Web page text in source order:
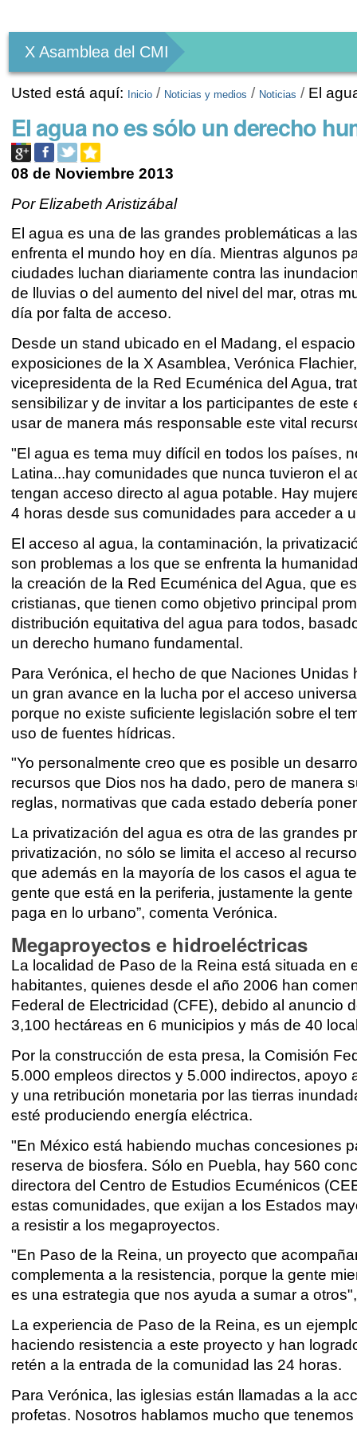
Personales
X Asamblea del CMI
Usted está aquí: Inicio / Noticias y medios / Noticias / El
El agua no es sólo un derecho
08 de Noviembre 2013
Por Elizabeth Aristizábal
El agua es una de las grandes problemáticas a
enfrenta el mundo hoy en día. Mientras algunos
ciudades luchan diariamente contra las
de lluvias o del aumento del nivel del mar, otras
día por falta de acceso.
Desde un stand ubicado en el Madang, el
exposiciones de la X Asamblea,Verónica Flachier,
vicepresidenta de la Red Ecuménica del Agua,
sensibilizar y de invitar a los participantes de este
usar de manera más responsable este vital
"El agua es tema muy difícil en todos los países,
Latina...hay comunidades que nunca tuvieron el
tengan acceso directo al agua potable. Hay
4 horas desde sus comunidades para acceder a
El acceso al agua, la contaminación, la
son problemas a los que se enfrenta la
la creación de la Red Ecuménica del Agua, que
cristianas, que tienen como objetivo principal
distribución equitativa del agua para todos,
un derecho humano fundamental.
Para Verónica, el hecho de que Naciones
un gran avance en la lucha por el acceso
porque no existe suficiente legislación sobre el
uso de fuentes hídricas.
"Yo personalmente creo que es posible un
recursos que Dios nos ha dado, pero de manera
reglas, normativas que cada estado debería
La privatización del agua es otra de las grandes
privatización, no sólo se limita el acceso al
que además en la mayoría de los casos el agua
gente que está en la periferia, justamente la
paga en lo urbano”, comenta Verónica.
Megaproyectos e hidroeléctricas
La localidad de Paso de la Reina está situada
habitantes, quienes desde el año 2006 han
Federal de Electricidad (CFE), debido al anuncio
3,100 hectáreas en 6 municipios y más de 40
Por la construcción de esta presa, la Comisión
5.000 empleos directos y 5.000 indirectos,
y una retribución monetaria por las tierras
esté produciendo energía eléctrica.
"En México está habiendo muchas concesiones
reserva de biosfera. Sólo en Puebla, hay 560
directora del Centro de Estudios Ecuménicos
estas comunidades, que exijan a los Estados
a resistir a los megaproyectos.
"En Paso de la Reina, un proyecto que
complementa a la resistencia, porque la gente
es una estrategia que nos ayuda a sumar a
La experiencia de Paso de la Reina, es un
haciendo resistencia a este proyecto y han
retén a la entrada de la comunidad las 24 horas.
Para Verónica, las iglesias están llamadas a la
profetas. Nosotros hablamos mucho que